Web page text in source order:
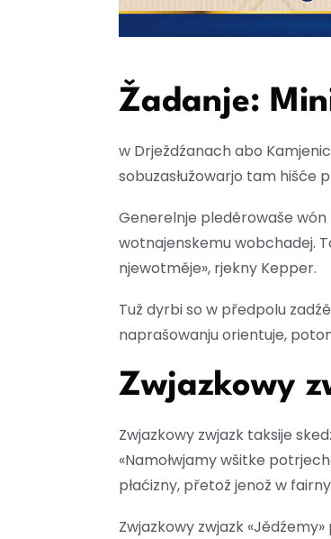
Žadanje:
w Drježdźanach abo
sobuzasłužowarjo tam hišće
Generelnje pleděrowaše
wotnajenskemu wobchadej.
njewotměje», rjekny Kepper.
Tuž dyrbi so w předpolu
naprašowanju orientuje,
Zwjazkowy
Zwjazkowy zwjazk taksije
«Namołwjamy wšitke
płaćizny, přetož jenož w
Zwjazkowy zwjazk